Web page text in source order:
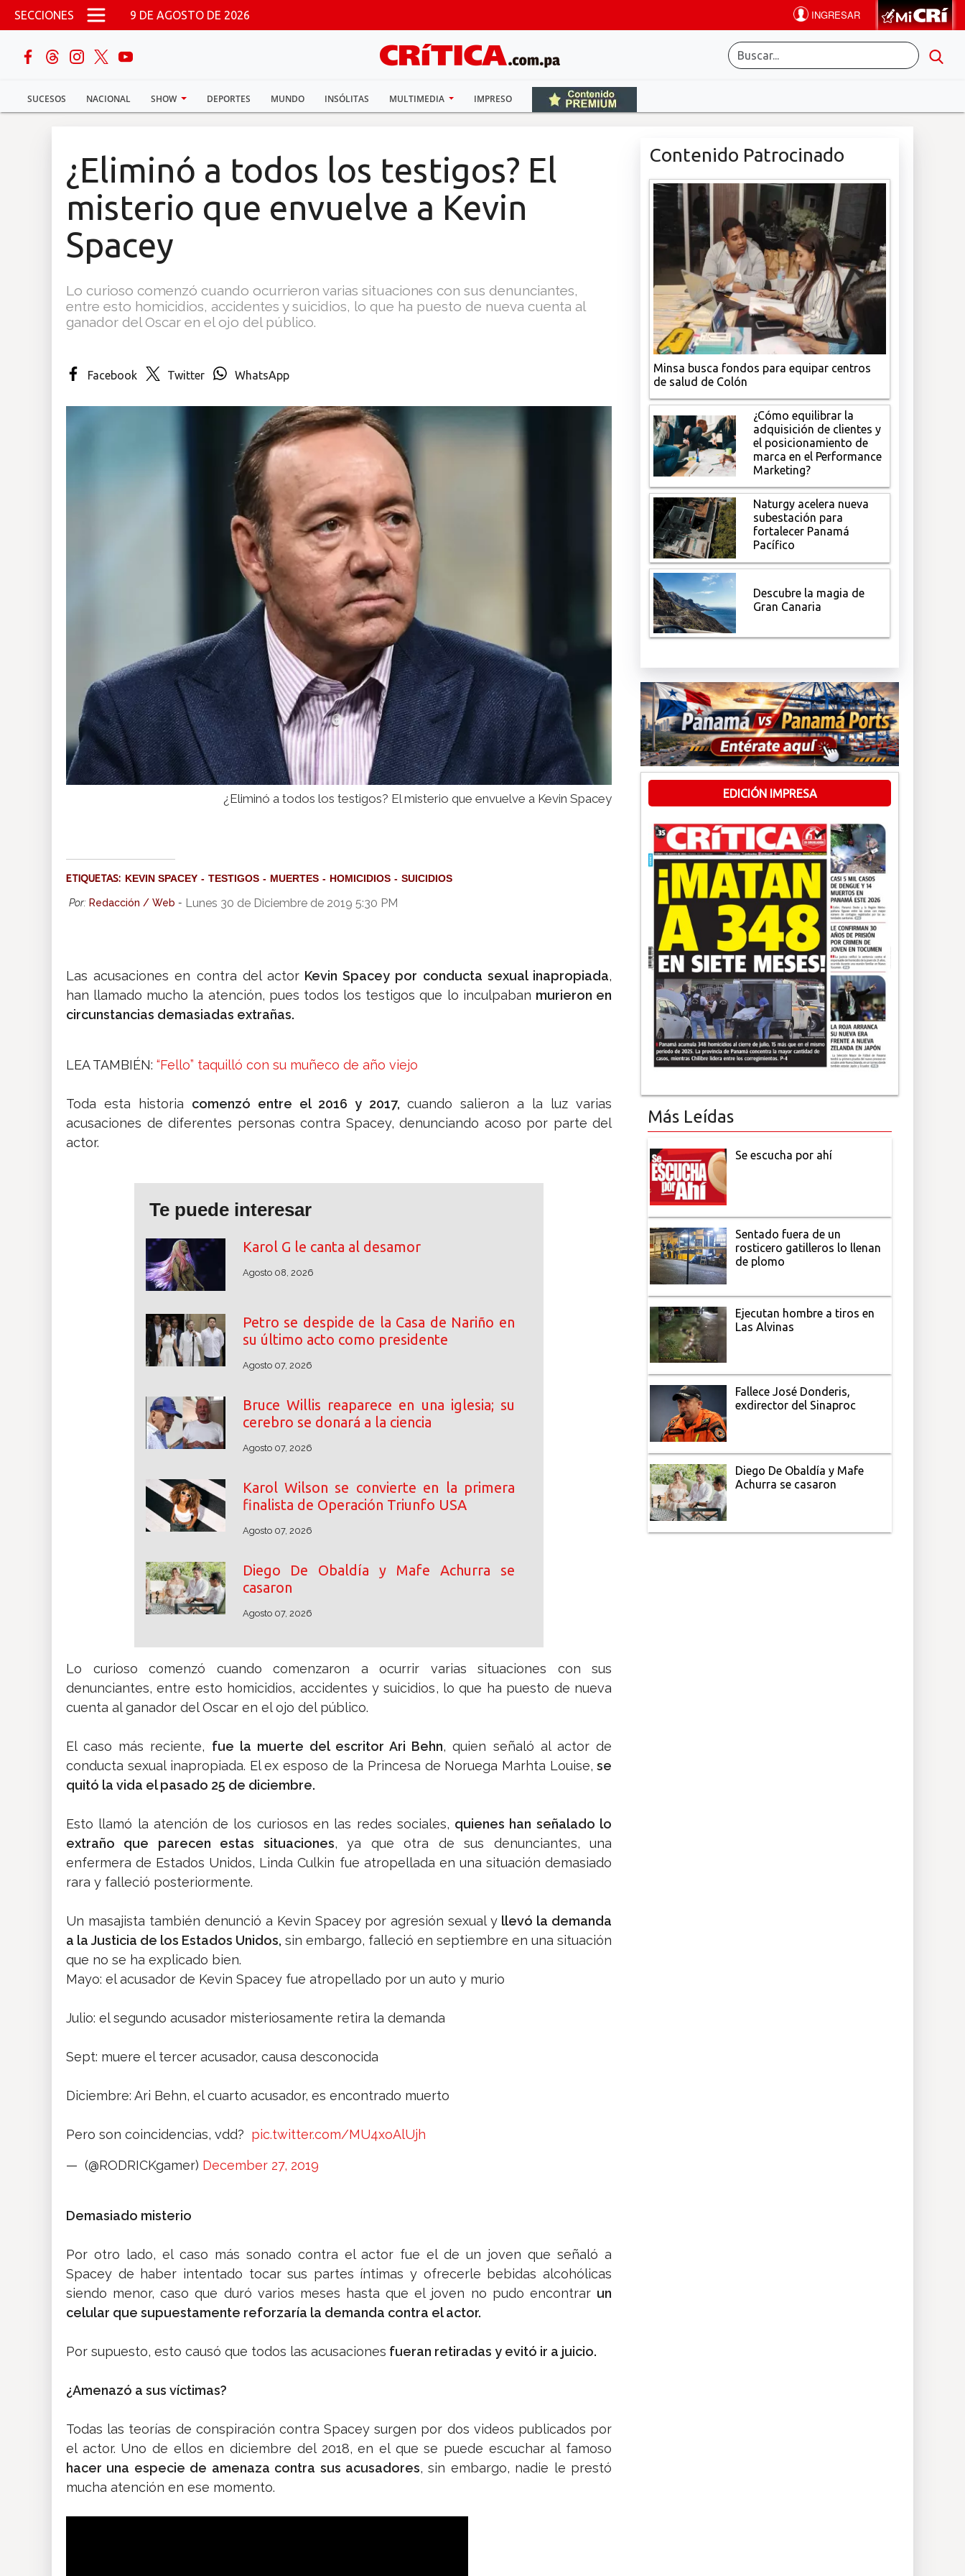
Pasar al contenido principal
SECCIONES 9 DE AGOSTO DE 2026
SUCESOS NACIONAL SHOW DEPORTES MUNDO INSÓLITAS MULTIMEDIA IMPRESO
buscar
Sucesos
¿Eliminó a todos los testigos? El
misterio que envuelve a Kevin
Spacey
Lo curioso comenzó cuando ocurrieron varias situaciones con sus denunciantes,
entre esto homicidios, accidentes y suicidios, lo que ha puesto de nueva cuenta al
ganador del Oscar en el ojo del público.
Facebook Twitter WhatsApp
¿Eliminó a todos los testigos? El misterio que envuelve a Kevin Spacey
ETIQUETAS: KEVIN SPACEY TESTIGOS MUERTES HOMICIDIOS SUICIDIOS
Por: Redacción / Web - Lunes 30 de Diciembre de 2019 5:30 PM
Las acusaciones en contra del actorKevin Spacey por conducta sexual inapropiada,
han llamado mucho la atención, pues todos los testigos que lo inculpaban murieron en
circunstancias demasiadas extrañas.
LEA TAMBIÉN: “Fello” taquilló con su muñeco de año viejo
Toda esta historia comenzó entre el 2016 y 2017, cuando salieron a la luz varias
acusaciones de diferentes personas contra Spacey, denunciando acoso por parte del
actor.
Te puede interesar
Karol G le canta al desamor
Agosto 08, 2026
Petro se despide de la Casa de Nariño en
su último acto como presidente
Agosto 07, 2026
Bruce Willis reaparece en una iglesia; su
cerebro se donará a la ciencia
Agosto 07, 2026
Karol Wilson se convierte en la primera
finalista de Operación Triunfo USA
Agosto 07, 2026
Diego De Obaldía y Mafe Achurra se
casaron
Agosto 07, 2026
Lo curioso comenzó cuando comenzaron a ocurrir varias situaciones con sus
denunciantes, entre esto homicidios, accidentes y suicidios, lo que ha puesto de nueva
cuenta al ganador del Oscar en el ojo del público.
El caso más reciente, fue la muerte del escritor Ari Behn, quien señaló al actor de
conducta sexual inapropiada. El ex esposo de la Princesa de Noruega Marhta Louise, se
quitó la vida el pasado 25 de diciembre.
Esto llamó la atención de los curiosos en las redes sociales, quienes han señalado lo
extraño que parecen estas situaciones, ya que otra de sus denunciantes, una
enfermera de Estados Unidos, Linda Culkin fue atropellada en una situación demasiado
rara y falleció posteriormente.
Un masajista también denunció a Kevin Spacey por agresión sexual y llevó la demanda
a la Justicia de los Estados Unidos, sin embargo, falleció en septiembre en una situación
que no se ha explicado bien.
Mayo: el acusador de Kevin Spacey fue atropellado por un auto y murio
Julio: el segundo acusador misteriosamente retira la demanda
Sept: muere el tercer acusador, causa desconocida
Diciembre: Ari Behn, el cuarto acusador, es encontrado muerto
Pero son coincidencias, vdd? pic.twitter.com/MU4xoAlUjh
— (@RODRICKgamer) December 27, 2019
Demasiado misterio
Por otro lado, el caso más sonado contra el actor fue el de un joven que señaló a
Spacey de haber intentado tocar sus partes íntimas y ofrecerle bebidas alcohólicas
siendo menor, caso que duró varios meses hasta que el joven no pudo encontrar un
celular que supuestamente reforzaría la demanda contra el actor.
Por supuesto, esto causó que todos las acusaciones fueran retiradas y evitó ir a juicio.
¿Amenazó a sus víctimas?
Todas las teorías de conspiración contra Spacey surgen por dos videos publicados por
el actor. Uno de ellos en diciembre del 2018, en el que se puede escuchar al famoso
hacer una especie de amenaza contra sus acusadores, sin embargo, nadie le prestó
mucha atención en ese momento.
Contenido Patrocinado
Minsa busca fondos para equipar centros
de salud de Colón
¿Cómo equilibrar la
adquisición de clientes y
el posicionamiento de
marca en el Performance
Marketing?
Naturgy acelera nueva
subestación para
fortalecer Panamá
Pacífico
Descubre la magia de
Gran Canaria
EDICIÓN IMPRESA
Más Leídas
Se escucha por ahí
Sentado fuera de un
rosticero gatilleros lo llenan
de plomo
Ejecutan hombre a tiros en
Las Alvinas
Fallece José Donderis,
exdirector del Sinaproc
Diego De Obaldía y Mafe
Achurra se casaron